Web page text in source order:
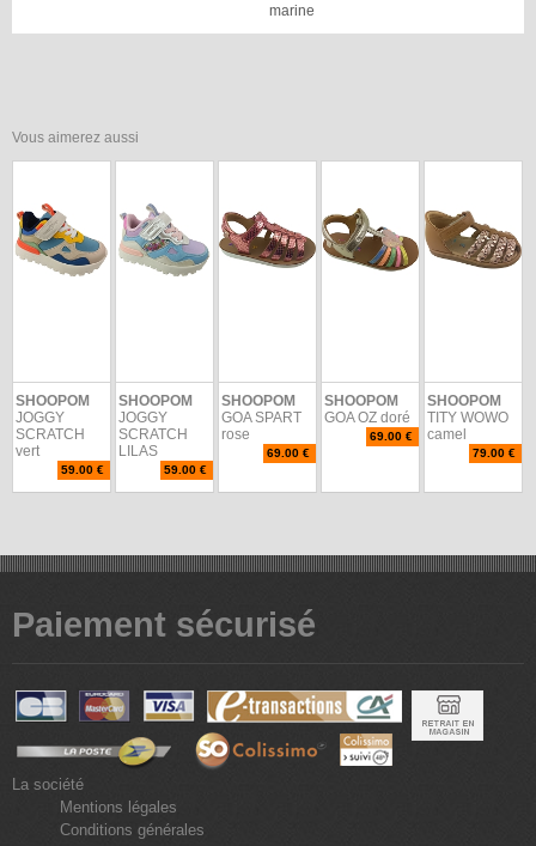
marine
Vous aimerez aussi
SHOOPOM
JOGGY
SCRATCH
vert
59.00 €
SHOOPOM
JOGGY
SCRATCH
LILAS
59.00 €
SHOOPOM
GOA SPART
rose
69.00 €
SHOOPOM
GOA OZ doré
69.00 €
SHOOPOM
TITY WOWO
camel
79.00 €
Paiement sécurisé
La société
Mentions légales
Conditions générales